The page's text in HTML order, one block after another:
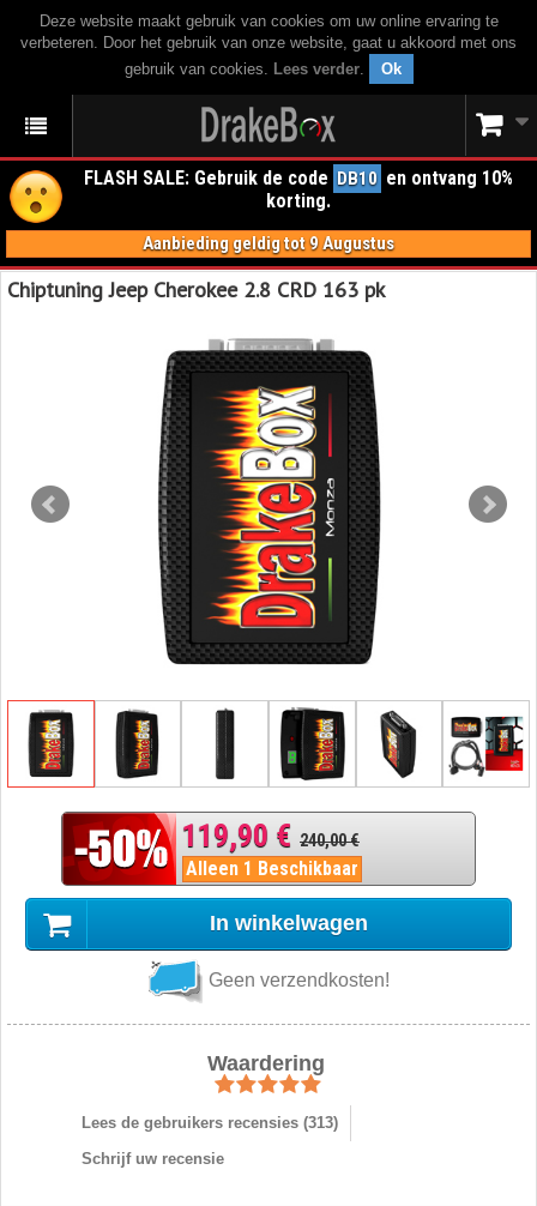
Deze website maakt gebruik van cookies om uw online ervaring te
verbeteren. Door het gebruik van onze website, gaat u akkoord met ons
gebruik van cookies. Lees verder. Ok
FLASH SALE: Gebruik de code DB10 en ontvang 10%
korting.
Aanbieding geldig tot 9 Augustus
Chiptuning Jeep Cherokee 2.8 CRD 163 pk
119,90 € 240,00 €
Alleen 1 Beschikbaar
In winkelwagen
Geen verzendkosten!
Waardering
Lees de gebruikers recensies (313)
Schrijf uw recensie